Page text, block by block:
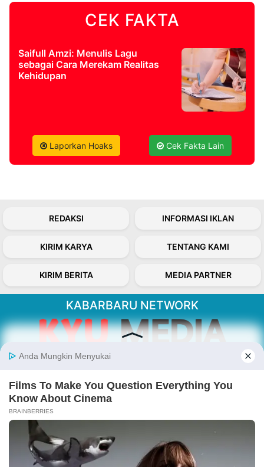
CEK FAKTA
Saifull Amzi: Menulis Lagu
sebagai Cara Merekam Realitas
Kehidupan
Laporkan Hoaks Cek Fakta Lain
REDAKSI INFORMASI IKLAN
KIRIM KARYA TENTANG KAMI
KIRIM BERITA MEDIA PARTNER
KABARBARU NETWORK
Kabarbaru.co menyajikan berita aktual dan
Follow Kabarbaru